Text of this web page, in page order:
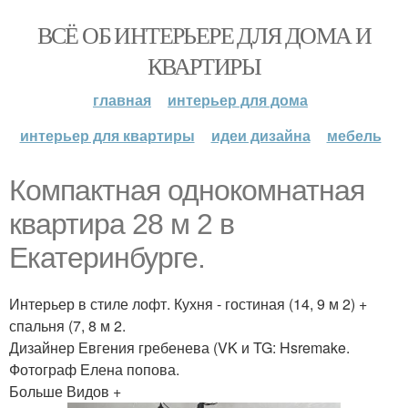
ВСЁ ОБ ИНТЕРЬЕРЕ ДЛЯ ДОМА И
КВАРТИРЫ
главная
интерьер для дома
интерьер для квартиры
идеи дизайна мебель
Компактная однокомнатная
квартира 28 м 2 в
Екатеринбурге.
Интерьер в стиле лофт. Кухня - гостиная (14, 9 м 2) +
спальня (7, 8 м 2.
Дизайнер Евгения гребенева (VK и TG: Hsremake.
Фотограф Елена попова.
Больше Видов +